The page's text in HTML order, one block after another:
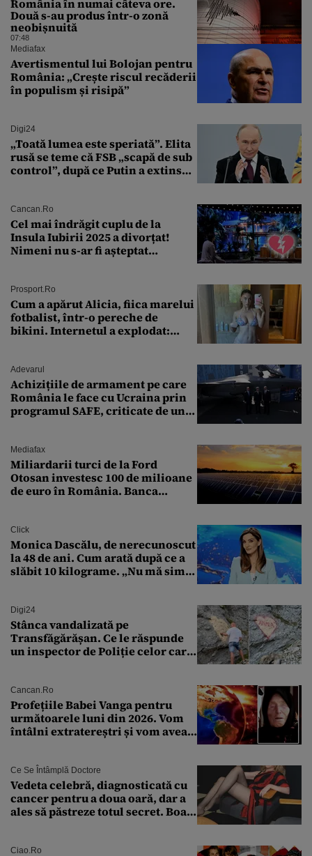
România în numai câteva ore.
Două s-au produs într-o zonă
neobișnuită
07:48
Mediafax
Avertismentul lui Bolojan pentru
România: „Crește riscul recăderii
în populism și risipă”
Digi24
„Toată lumea este speriată”. Elita
rusă se teme că FSB „scapă de sub
control”, după ce Putin a extins
Cancan.ro
Cel mai îndrăgit cuplu de la
Insula Iubirii 2025 a divorțat!
Nimeni nu s-ar fi așteptat
Prosport.ro
Cum a apărut Alicia, fiica marelui
fotbalist, într-o pereche de
bikini. Internetul a explodat:
Adevarul
Achizițiile de armament pe care
România le face cu Ucraina prin
programul SAFE, criticate de un
Mediafax
Miliardarii turci de la Ford
Otosan investesc 100 de milioane
de euro în România. Banca
Click
Monica Dascălu, de nerecunoscut
la 48 de ani. Cum arată după ce a
slăbit 10 kilograme. „Nu mă simt
Digi24
Stânca vandalizată pe
Transfăgărășan. Ce le răspunde
un inspector de Poliție celor care
Cancan.ro
Profețiile Babei Vanga pentru
următoarele luni din 2026. Vom
întâlni extratereștri și vom avea
Ce Se Întâmplă Doctore
Vedeta celebră, diagnosticată cu
cancer pentru a doua oară, dar a
ales să păstreze totul secret. Boala
Ciao.ro